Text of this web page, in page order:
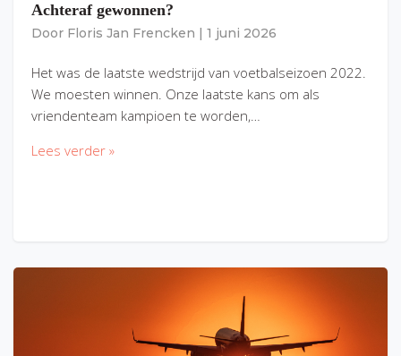
Achteraf gewonnen?
Door Floris Jan Frencken 1 juni 2026
Het was de laatste wedstrijd van voetbalseizoen 2022.
We moesten winnen. Onze laatste kans om als
vriendenteam kampioen te worden,…
Lees verder »